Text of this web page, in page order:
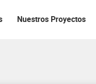
Nuestros Proyectos